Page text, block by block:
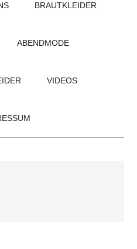
BRAUTKLEIDER
ABENDMODE
VIDEOS